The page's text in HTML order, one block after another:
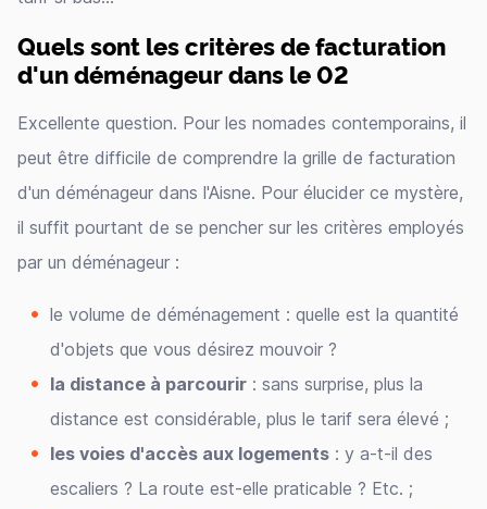
Quels sont les critères de facturation
d'un déménageur dans le 02
Excellente question. Pour les nomades contemporains, il
peut être difficile de comprendre la grille de facturation
d'un déménageur dans l'Aisne. Pour élucider ce mystère,
il suffit pourtant de se pencher sur les critères employés
par un déménageur :
le volume de déménagement : quelle est la quantité
d'objets que vous désirez mouvoir ?
la distance à parcourir : sans surprise, plus la
distance est considérable, plus le tarif sera élevé ;
les voies d'accès aux logements : y a-t-il des
escaliers ? La route est-elle praticable ? Etc. ;